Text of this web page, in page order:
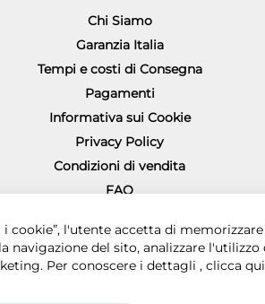
Chi Siamo
Garanzia Italia
Tempi e costi di Consegna
Pagamenti
Informativa sui Cookie
Privacy Policy
Condizioni di vendita
FAQ